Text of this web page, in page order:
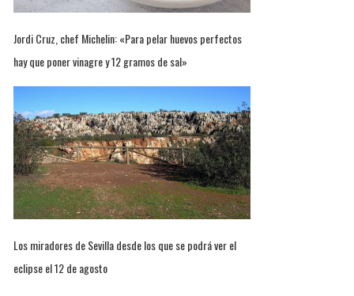
Jordi Cruz, chef Michelin: «Para pelar huevos perfectos
hay que poner vinagre y 12 gramos de sal»
Los miradores de Sevilla desde los que se podrá ver el
eclipse el 12 de agosto